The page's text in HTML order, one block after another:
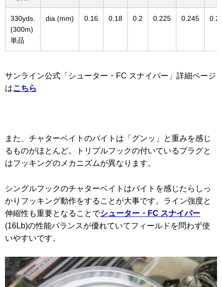
330yds.
(300m)
単品
dia.(mm) 0.16 0.18 0.2 0.225 0.245
サンライン公式「シューター・FC スナイパー」詳細ページ
はこちら
また、チャターベイトのバイトは「グンッ」と重みを感じ
るものがほとんど。トリプルフックの付いているプラグと
はフッキングのメカニズムが異なります。
シングルフックのチャターベイトはバイトを感じたらしっ
かりフッキング動作をすることが大事です。ライン強度と
伸縮性も重要となることでシューター・FC スナイパー
(16Lb)の性能バランスが優れていてフィールドを問わず使
いやすいです。